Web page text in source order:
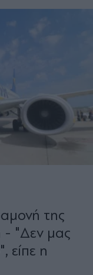
της
- "Δεν μας
είπε η